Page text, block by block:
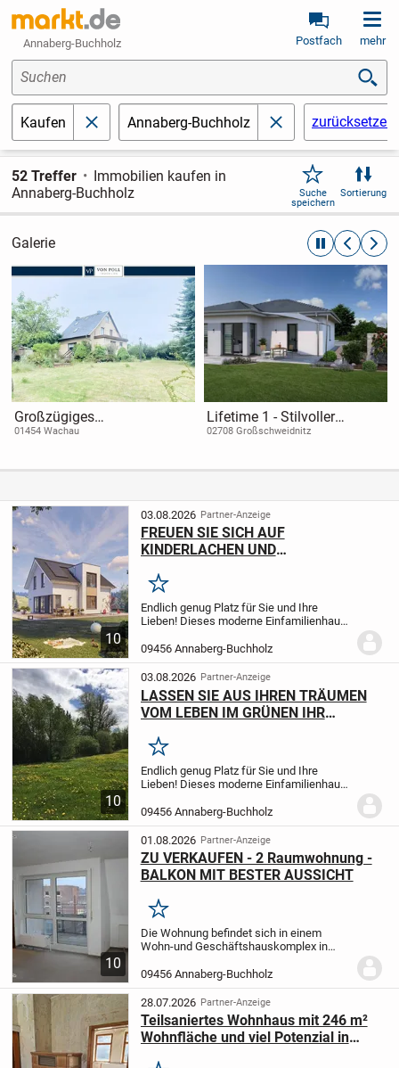
Annaberg-Buchholz Postfach mehr
Suchen
Kaufen schließenAnnaberg-Buchholz schließenzurücksetzen
52 Treffer
Immobilien kaufen in
Annaberg-Buchholz
Suche
speichern
Sortierung
Galerie automatische
Großzügiges
Einfamilienhaus mit
Grüne
01454 Wachau
Lifetime 1 - Stilvoller
Bungalow trifft durchdachte
02708 Großschweidnitz
10
03.08.2026 Partner-Anzeige
FREUEN SIE SICH AUF
KINDERLACHEN UND
Merken
Endlich genug Platz für Sie und Ihre
Lieben! Dieses moderne Einfamilienhaus
und Ihrer Famiilie alle Annehmlichkeiten
des modernen und entspannten
Wohnens!...
09456 Annaberg-Buchholz
10
03.08.2026 Partner-Anzeige
LASSEN SIE AUS IHREN TRÄUMEN
VOM LEBEN IM GRÜNEN IHR
01714863595
Merken
Endlich genug Platz für Sie und Ihre
Lieben! Dieses moderne Einfamilienhaus
und Ihrer Famiilie alle Annehmlichkeiten
des modernen und entspannten
Wohnens!...
09456 Annaberg-Buchholz
10
01.08.2026 Partner-Anzeige
ZU VERKAUFEN - 2 Raumwohnung -
BALKON MIT BESTER AUSSICHT
Merken
Die Wohnung befindet sich in einem
Wohn-und Geschäftshauskomplex in
schon die letzte Etage ist. Also
Dachgeschoss mit leichter
Schräge.Diese beeinträchtigt...
09456 Annaberg-Buchholz
28.07.2026 Partner-Anzeige
Teilsaniertes Wohnhaus mit 246 m²
Wohnfläche und viel Potenzial in